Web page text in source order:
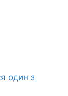
один з